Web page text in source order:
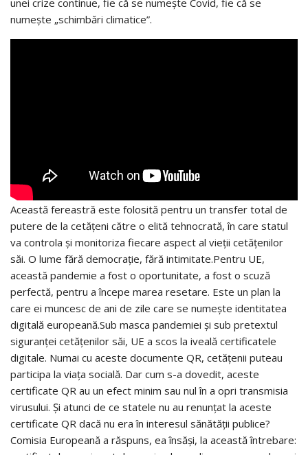
unei crize continue, fie că se numește Covid, fie că se
numește „schimbări climatice”.
Această fereastră este folosită pentru un transfer total de
putere de la cetățeni către o elită tehnocrată, în care statul
va controla și monitoriza fiecare aspect al vieții cetățenilor
săi. O lume fără democrație, fără intimitate.Pentru UE,
această pandemie a fost o oportunitate, a fost o scuză
perfectă, pentru a începe marea resetare. Este un plan la
care ei muncesc de ani de zile care se numește identitatea
digitală europeană.Sub masca pandemiei și sub pretextul
siguranței cetățenilor săi, UE a scos la iveală certificatele
digitale. Numai cu aceste documente QR, cetățenii puteau
participa la viața socială. Dar cum s-a dovedit, aceste
certificate QR au un efect minim sau nul în a opri transmisia
virusului. Și atunci de ce statele nu au renunțat la aceste
certificate QR dacă nu era în interesul sănătății publice?
Comisia Europeană a răspuns, ea însăși, la această întrebare: